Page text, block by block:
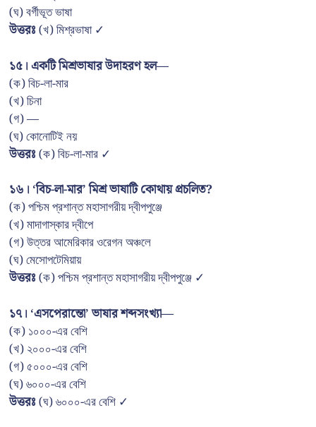
(ঘ) বর্গীভূত ভাষা
উত্তরঃ(খ) মিশ্রভাষা ✓
১৫। একটি মিশ্রভাষার উদাহরণ হল—
(ক) বিচ-লা-মার
(খ) চিনা
(গ) —
(ঘ) কোনোটিই নয়
উত্তরঃ(ক) বিচ-লা-মার ✓
১৬। ‘বিচ-লা-মার’ মিশ্র ভাষাটি কোথায় প্রচলিত?
(ক) পশ্চিম প্রশান্ত মহাসাগরীয় দ্বীপপুঞ্জে
(খ) মাদাগাস্কার দ্বীপে
(গ) উত্তর আমেরিকার ওরেগন অঞ্চলে
(ঘ) মেসোপটেমিয়ায়
উত্তরঃ(ক) পশ্চিম প্রশান্ত মহাসাগরীয় দ্বীপপুঞ্জে ✓
১৭। ‘এসপেরান্তো’ ভাষার শব্দসংখ্যা—
(ক) ১০০০-এর বেশি
(খ) ২০০০-এর বেশি
(গ) ৫০০০-এর বেশি
(ঘ) ৬০০০-এর বেশি
উত্তরঃ(ঘ) ৬০০০-এর বেশি ✓